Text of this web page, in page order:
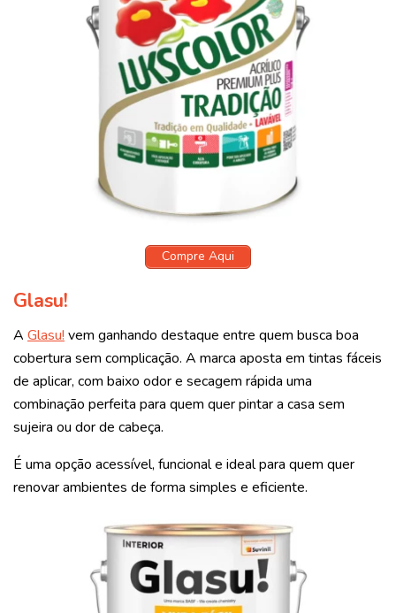
Compre Aqui
Glasu!
A Glasu! vem ganhando destaque entre quem busca boa
cobertura sem complicação. A marca aposta em tintas fáceis
de aplicar, com baixo odor e secagem rápida uma
combinação perfeita para quem quer pintar a casa sem
sujeira ou dor de cabeça.
É uma opção acessível, funcional e ideal para quem quer
renovar ambientes de forma simples e eficiente.